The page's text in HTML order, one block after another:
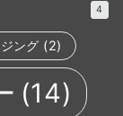
4
ング (2)
(14)